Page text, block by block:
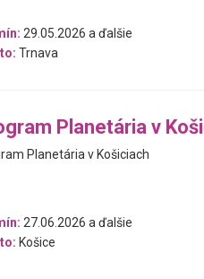
29.05.2026 a ďalšie
Trnava
Planetária v
Planetária v Košiciach
27.06.2026 a ďalšie
Košice